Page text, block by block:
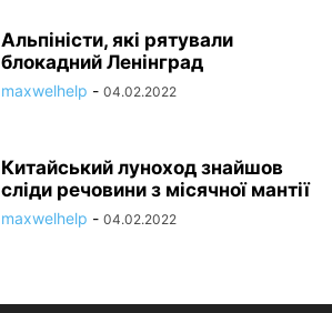
Альпіністи, які рятували
блокадний Ленінград
maxwelhelp - 04.02.2022
Китайський луноход знайшов
сліди речовини з місячної мантії
maxwelhelp - 04.02.2022